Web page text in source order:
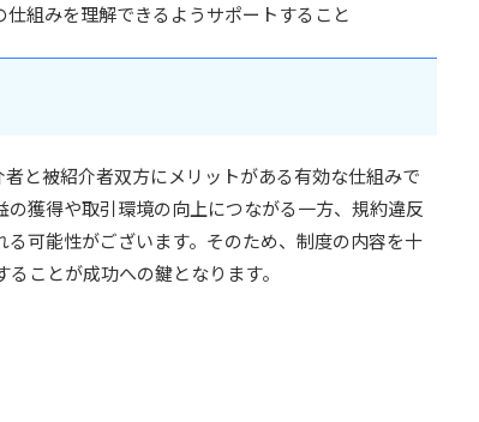
組みを理解できるようサポートすること
と被紹介者双方にメリットがある有効な仕組みで
獲得や取引環境の向上につながる一方、規約違反
可能性がございます。そのため、制度の内容を十
ことが成功への鍵となります。